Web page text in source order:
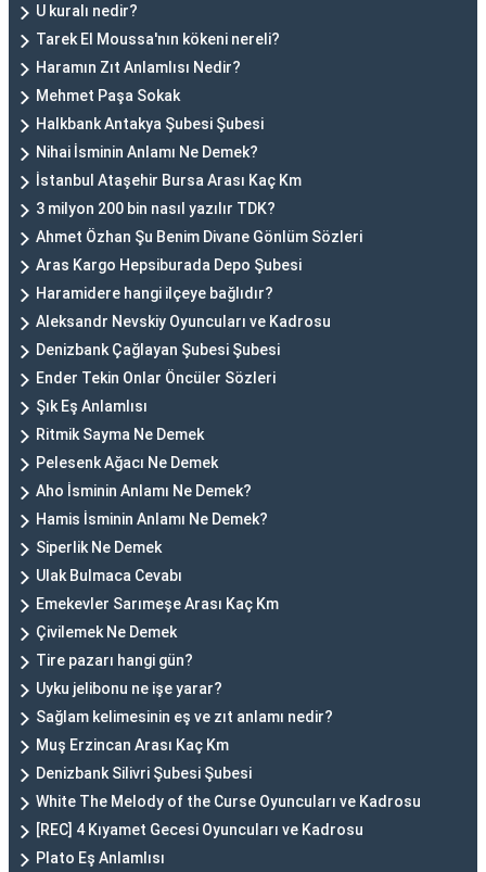
U kuralı nedir?
Tarek El Moussa'nın kökeni nereli?
Haramın Zıt Anlamlısı Nedir?
Mehmet Paşa Sokak
Halkbank Antakya Şubesi Şubesi
Nihai İsminin Anlamı Ne Demek?
İstanbul Ataşehir Bursa Arası Kaç Km
3 milyon 200 bin nasıl yazılır TDK?
Ahmet Özhan Şu Benim Divane Gönlüm Sözleri
Aras Kargo Hepsiburada Depo Şubesi
Haramidere hangi ilçeye bağlıdır?
Aleksandr Nevskiy Oyuncuları ve Kadrosu
Denizbank Çağlayan Şubesi Şubesi
Ender Tekin Onlar Öncüler Sözleri
Şık Eş Anlamlısı
Ritmik Sayma Ne Demek
Pelesenk Ağacı Ne Demek
Aho İsminin Anlamı Ne Demek?
Hamis İsminin Anlamı Ne Demek?
Siperlik Ne Demek
Ulak Bulmaca Cevabı
Emekevler Sarımeşe Arası Kaç Km
Çivilemek Ne Demek
Tire pazarı hangi gün?
Uyku jelibonu ne işe yarar?
Sağlam kelimesinin eş ve zıt anlamı nedir?
Muş Erzincan Arası Kaç Km
Denizbank Silivri Şubesi Şubesi
White The Melody of the Curse Oyuncuları ve Kadrosu
[REC] 4 Kıyamet Gecesi Oyuncuları ve Kadrosu
Plato Eş Anlamlısı